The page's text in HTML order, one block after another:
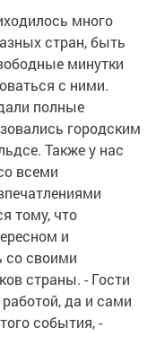
много
стран, быть
минутки
с ними.
полные
городским
Также у нас
всеми
тому, что
и
со своими
страны. - Гости
да и сами
события, -